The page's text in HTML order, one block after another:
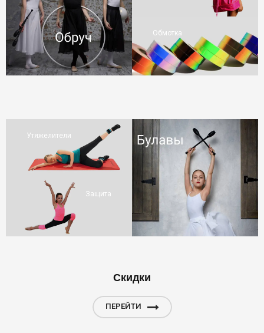
Обмотка
Утяжелители
Защита
Скидки
ПЕРЕЙТИ